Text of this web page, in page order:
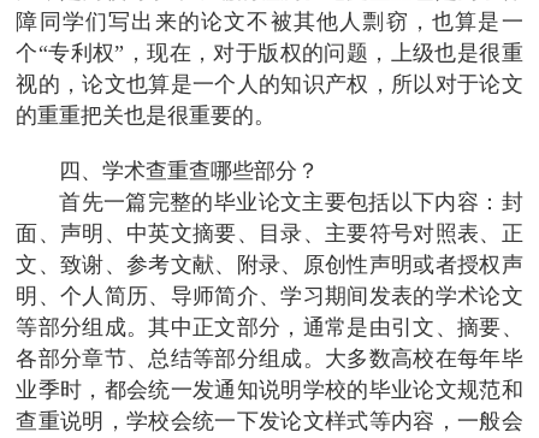
障同学们写出来的论文不被其他人剽窃，也算是一
个“专利权”，现在，对于版权的问题，上级也是很重
视的，论文也算是一个人的知识产权，所以对于论文
的重重把关也是很重要的。
四、学术查重查哪些部分？
首先一篇完整的毕业论文主要包括以下内容：封
面、声明、中英文摘要、目录、主要符号对照表、正
文、致谢、参考文献、附录、原创性声明或者授权声
明、个人简历、导师简介、学习期间发表的学术论文
等部分组成。其中正文部分，通常是由引文、摘要、
各部分章节、总结等部分组成。大多数高校在每年毕
业季时，都会统一发通知说明学校的毕业论文规范和
查重说明，学校会统一下发论文样式等内容，一般会